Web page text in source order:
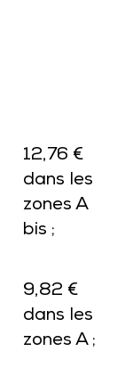
12,76 €
dans les
zones A
bis ;
9,82 €
dans les
zones A ;